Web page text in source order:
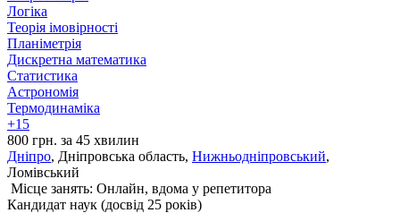
Логіка
Теорія імовірності
Планіметрія
Дискретна математика
Статистика
Астрономія
Термодинаміка
+15
800 грн. за 45 хвилин
Дніпро, Дніпровська область, Нижньодніпровський,
Ломівський
Місце занять: Онлайн, вдома у репетитора
Кандидат наук (досвід 25 років)